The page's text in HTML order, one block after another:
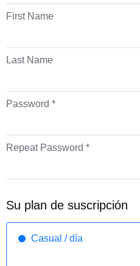
First Name
Last Name
Password *
Repeat Password *
Su plan de suscripción
Casual / día